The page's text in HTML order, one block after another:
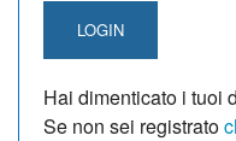
LOGIN
Hai dimenticato i tuoi
Se non sei registrato